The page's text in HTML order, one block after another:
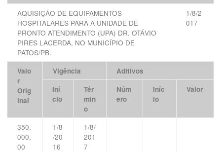
AQUISIÇÃO DE EQUIPAMENTOS
HOSPITALARES PARA A UNIDADE DE
PRONTO ATENDIMENTO (UPA) DR. OTÁVIO
PIRES LACERDA, NO MUNICÍPIO DE
PATOS/PB.
1/8/2
017
Valo
r
Orig
inal
Vigência
Aditivos
Iní
cio
Tér
min
o
Núm
ero
Iníc
io
Valor
350.
000,
00
1/8
/20
16
1/8/
201
7